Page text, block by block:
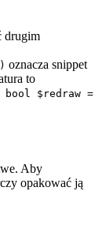
drugim
oznacza snippet
to
$redraw =
Aby
opakować ją